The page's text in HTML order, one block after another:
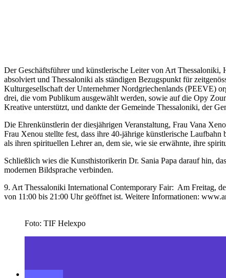
Der Geschäftsführer und künstlerische Leiter von Art Thessaloniki,
absolviert und Thessaloniki als ständigen Bezugspunkt für
Kulturgesellschaft der Unternehmer Nordgriechenlands (PEEVE)
drei, die vom Publikum ausgewählt werden, sowie auf die Opy
Kreative unterstützt, und dankte der Gemeinde Thessaloniki, der
Die Ehrenkünstlerin der diesjährigen Veranstaltung, Frau Vana
Frau Xenou stellte fest, dass ihre 40-jährige künstlerische
als ihren spirituellen Lehrer an, dem sie, wie sie erwähnte, ihre
Schließlich wies die Kunsthistorikerin Dr. Sania Papa darauf hin,
modernen Bildsprache verbinden.
9. Art Thessaloniki International Contemporary Fair: Am Freitag,
von 11:00 bis 21:00 Uhr geöffnet ist. Weitere Informationen:
Foto: TIF Helexpo